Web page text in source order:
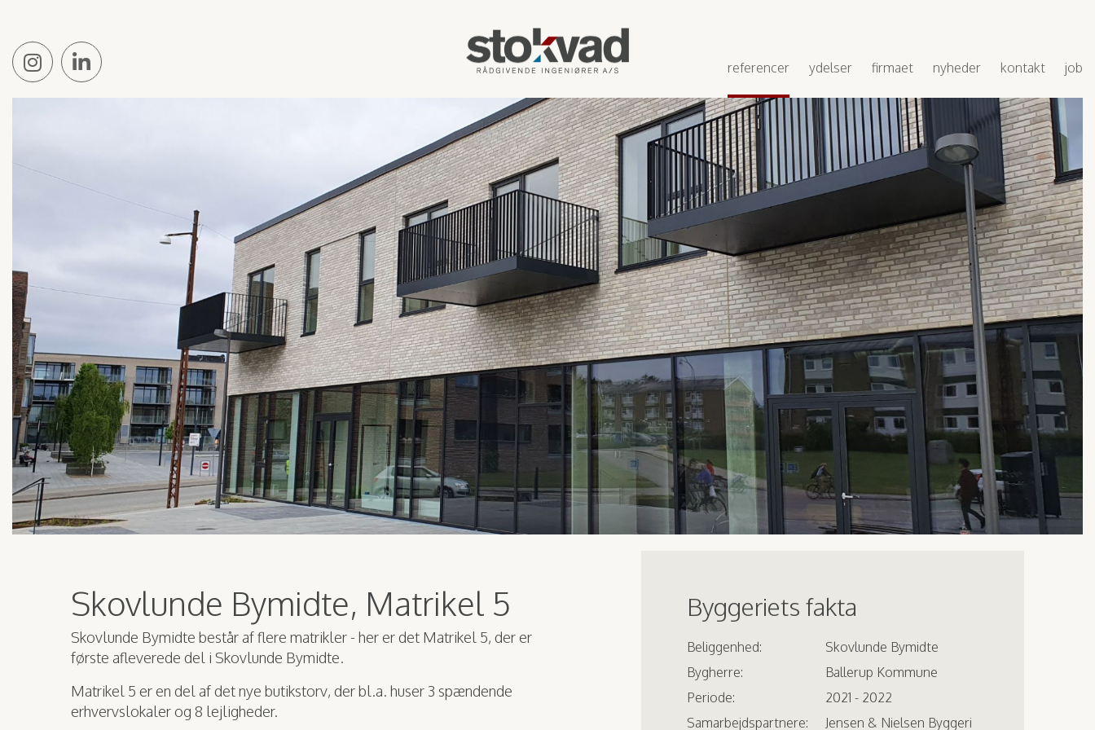
referencer ydelser firmaet nyheder kontakt job
Skovlunde Bymidte, Matrikel 5
Skovlunde Bymidte består af flere matrikler - her er det Matrikel 5, der er
første afleverede del i Skovlunde Bymidte.
Matrikel 5 er en del af det nye butikstorv, der bl.a. huser 3 spændende
erhvervslokaler og 8 lejligheder.
Byggeriets fakta
Beliggenhed:
Skovlunde Bymidte
Bygherre:
Ballerup Kommune
Periode:
2021 - 2022
Samarbejdspartnere:
Jensen & Nielsen Byggeri